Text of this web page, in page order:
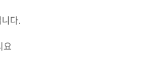
다.
요